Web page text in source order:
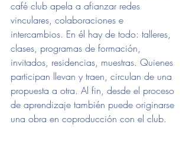
café club apela a afianzar redes
vinculares, colaboraciones e
intercambios. En él hay de todo: talleres,
clases, programas de formación,
invitados, residencias, muestras. Quienes
participan llevan y traen, circulan de una
propuesta a otra. Al fin, desde el proceso
de aprendizaje también puede originarse
una obra en coproducción con el club.